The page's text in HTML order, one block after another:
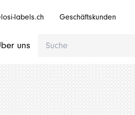
labels.ch Geschäftskunden
uns